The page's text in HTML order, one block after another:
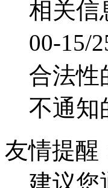
旋转执行器HS-010 美国
免责声明
当前页
示，本
料图片
相关信